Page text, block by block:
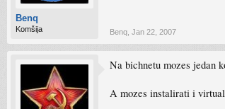
Benq
Komšija Benq Jan 22, 2007
Na bichnetu mozes jedan
A mozes instalirati i